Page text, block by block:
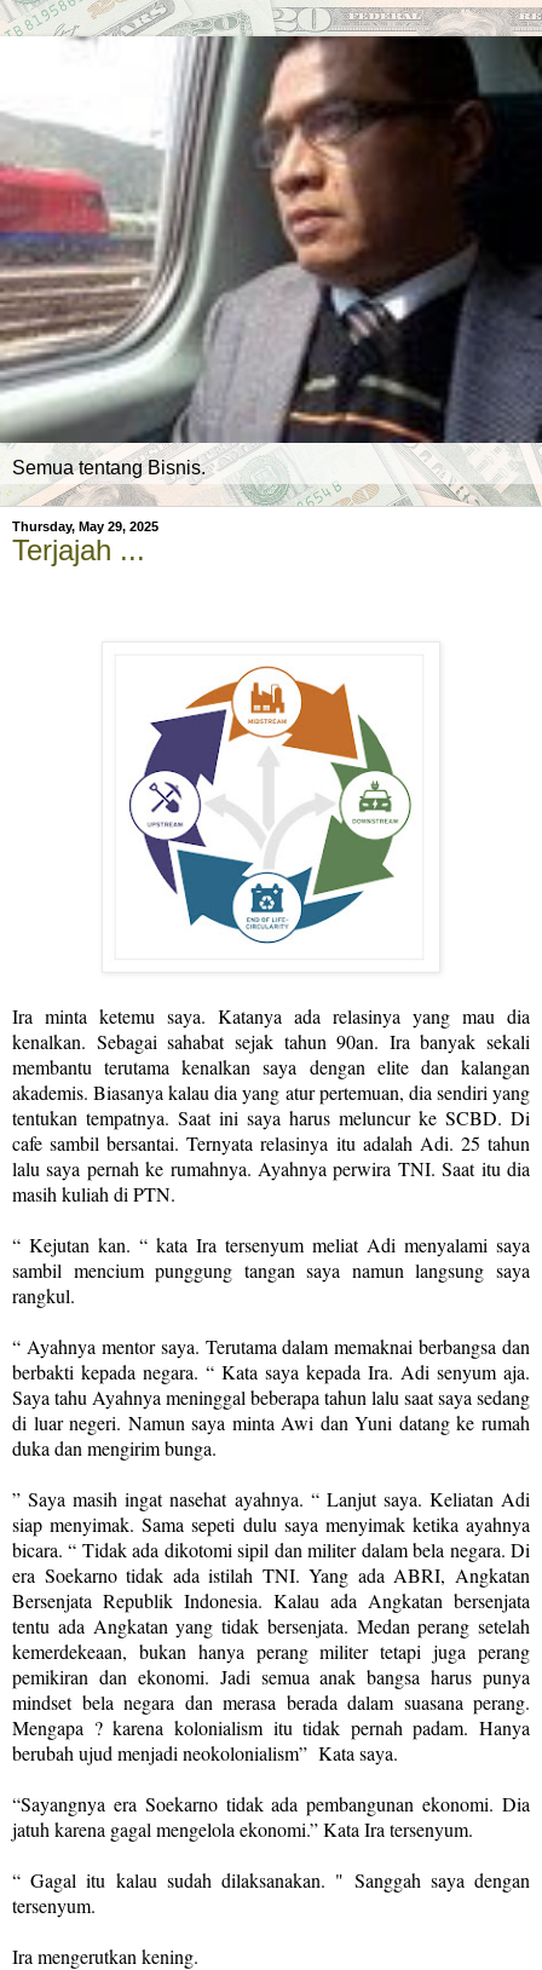
Semua tentang Bisnis.
Thursday, May 29, 2025
Terjajah ...
Ira minta ketemu saya. Katanya ada relasinya yang mau dia
kenalkan. Sebagai sahabat sejak tahun 90an. Ira banyak sekali
membantu terutama kenalkan saya dengan elite dan kalangan
akademis. Biasanya kalau dia yang atur pertemuan, dia sendiri yang
tentukan tempatnya. Saat ini saya harus meluncur ke SCBD. Di
cafe sambil bersantai. Ternyata relasinya itu adalah Adi. 25 tahun
lalu saya pernah ke rumahnya. Ayahnya perwira TNI. Saat itu dia
masih kuliah di PTN.
“ Kejutan kan. “ kata Ira tersenyum meliat Adi menyalami saya
sambil mencium punggung tangan saya namun langsung saya
rangkul.
“ Ayahnya mentor saya. Terutama dalam memaknai berbangsa dan
berbakti kepada negara. “ Kata saya kepada Ira. Adi senyum aja.
Saya tahu Ayahnya meninggal beberapa tahun lalu saat saya sedang
di luar negeri. Namun saya minta Awi dan Yuni datang ke rumah
duka dan mengirim bunga.
” Saya masih ingat nasehat ayahnya. “ Lanjut saya. Keliatan Adi
siap menyimak. Sama sepeti dulu saya menyimak ketika ayahnya
bicara. “ Tidak ada dikotomi sipil dan militer dalam bela negara. Di
era Soekarno tidak ada istilah TNI. Yang ada ABRI, Angkatan
Bersenjata Republik Indonesia. Kalau ada Angkatan bersenjata
tentu ada Angkatan yang tidak bersenjata. Medan perang setelah
kemerdekeaan, bukan hanya perang militer tetapi juga perang
pemikiran dan ekonomi. Jadi semua anak bangsa harus punya
mindset bela negara dan merasa berada dalam suasana perang.
Mengapa ? karena kolonialism itu tidak pernah padam. Hanya
berubah ujud menjadi neokolonialism” Kata saya.
“Sayangnya era Soekarno tidak ada pembangunan ekonomi. Dia
jatuh karena gagal mengelola ekonomi.” Kata Ira tersenyum.
“ Gagal itu kalau sudah dilaksanakan. " Sanggah saya dengan
tersenyum.
Ira mengerutkan kening.